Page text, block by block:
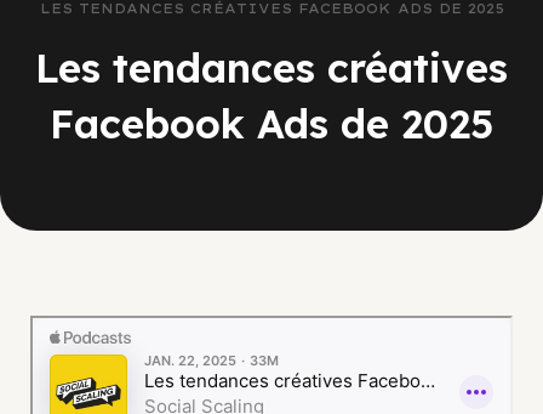
LES TENDANCES CRÉATIVES FACEBOOK ADS DE 2025
Les tendances créatives
Facebook Ads de 2025